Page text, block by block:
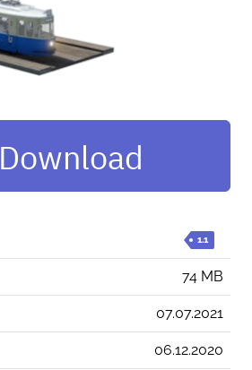
Download
1.1
74 MB
07.07.2021
06.12.2020